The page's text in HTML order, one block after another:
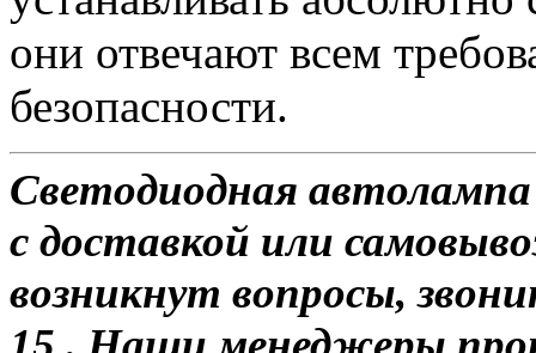
они отвечают всем
безопасности.
Светодиодная
с доставкой или
возникнут вопросы,